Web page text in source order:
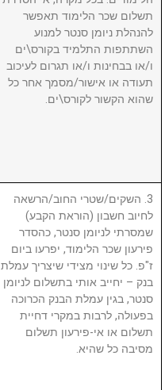
תשלום שכר הלימוד תאפשר
להנהלת ניומן סנטר למנוע
השתתפות התלמיד בקורס\ים
ו/או בבחינות ו/או תגרום לעיכוב
תעודה או אישור/מסמך אחר כל
שהוא הקשור לקורס\ים.
3. השקים/שטרי החוב/הרשאה
לחיוב חשבון (הוראת הקבע)
שמסרתי לניומן סנטר, כהסדר
פירעון שכר הלימוד, יפרעו ביום
ז"פ. כל שינוי מצידי שיצריך עמלת
בנק – יחייב אותי בתשלום לניומן
סנטר, בגין עמלת הבנק הכרוכה
בפעולה, לרבות במקרי דחיית
תשלום או אי-פירעון תשלום
מסיבה כל שהיא.